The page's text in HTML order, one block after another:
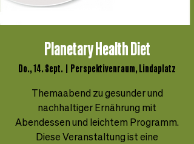
Planetary Health Diet
Do., 14. Sept.
  |
Perspektivenraum, Lindaplatz
Themaabend zu gesunder und
nachhaltiger Ernährung mit
Abendessen und leichtem Programm.
Diese Veranstaltung ist eine